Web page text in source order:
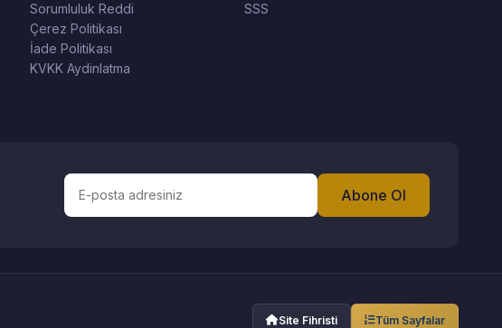
Sorumluluk Reddi
Çerez Politikası
İade Politikası
KVKK Aydinlatma
SSS
Abone Ol
Site Fihristi Tüm Sayfalar